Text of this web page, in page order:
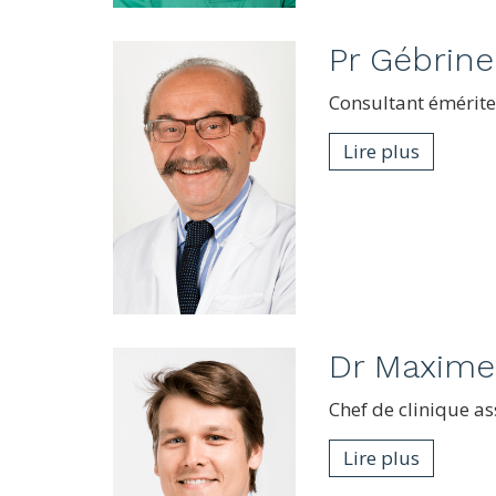
Pr Gébrine
Consultant
Lire plus
Dr
Chef de clinique
Lire plus